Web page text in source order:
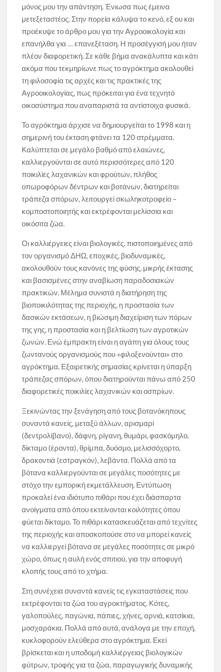
μόνος μου την απάντηση. Ένιωσα πως έμεινα
μετεξεταστέος. Στην πορεία κάλυψα το κενό, εξ ου και
προέκυψε το άρθρο μου για την Αγροοικολογία και
επανήλθα για … επανεξέταση. Η προσέγγισή μου ήταν
πλέον διαφορετική. Σε κάθε βήμα ανακάλυπτα και κάτι
ακόμα που τεκμηρίωνε πως το αγρόκτημα ακολουθεί
τη φιλοσοφία τις αρχές και τις πρακτικές της
Αγροοικολογίας, πως πρόκειται για ένα τεχνητό
οικοσύστημα που αναπαριστά τα αντίστοιχα φυσικά.
Το αγρόκτημα άρχισε να δημιουργείται το 1998 και η
σημερινή του έκταση φτάνει τα 120 στρέμματα.
Καλύπτεται σε μεγάλο βαθμό από ελαιώνες,
καλλιεργούνται σε αυτό περισσότερες από 120
ποικιλίες λαχανικών και φρούτων, πλήθος
οπωροφόρων δέντρων και βοτάνων, διατηρείται
τράπεζα σπόρων, λειτουργεί σκωληκοτροφείο –
κομποστοποιητής και εκτρέφονται μελίσσια και
οικόσιτα ζώα.
Οι καλλιέργειες είναι βιολογικές, πιστοποιημένες από
τον οργανισμό ΔΗΩ, εποχικές, βιοδυναμικές,
ακολουθούν τους κανόνες της φύσης, μικρής έκτασης
και βασισμένες στην αναβίωση παραδοσιακών
πρακτικών. Μέλημα συνιστά η διατήρηση της
βιοποικιλότητας της περιοχής, η προστασία των
δασικών εκτάσεων, η βιώσιμη διαχείριση των πόρων
της γης, η προστασία και η βελτίωση των αγροτικών
ζωνών. Ενώ έμπρακτη είναι η αγάπη για όλους τους
ζωντανούς οργανισμούς που «φιλοξενούνται» στο
αγρόκτημα. Εξαιρετικής σημασίας κρίνεται η ύπαρξη
τράπεζας σπόρων, όπου διατηρούνται πάνω από 250
διαφορετικές ποικιλίες λαχανικών και οσπρίων.
Ξεκινώντας την ξενάγηση από τους βοτανόκηπους
συναντά κανείς, μεταξύ άλλων, αρισμαρί
(δεντρολίβανο), δάφνη, ρίγανη, θυμάρι, φασκόμηλο.
δίκταμο (έροντα), θρίμπα, δυόσμο, μελισσόχορτο,
δρακοντιά (εστραγκόν), λεβάντα. Πολλά από τα
βότανα καλλιεργούνται σε μεγάλες ποσότητες με
στόχο την εμπορική εκμετάλλευση. Εντύπωση
προκαλεί ένα ιδιότυπο πιθάρι που έχει διάσπαρτα
ανοίγματα από όπου εκτείνονται κοιλότητες όπου
φύεται δίκταμο. Το πιθάρι κατασκευάζεται από τεχνίτες
της περιοχής και αποσκοπούσε στο να μπορεί κανείς
να καλλιεργεί βότανα σε μεγάλες ποσότητες σε μικρό
χώρο, όπως η αυλή ενός σπιτιού, για την αποφυγή
κλοπής τους από το χτήμα.
Στη συνέχεια συναντά κανείς τις εγκαταστάσεις που
εκτρέφονται τα ζώα του αγροκτήματος. Κότες,
γαλοπούλες, παγώνια, πάπιες, χήνες, αρνιά, κατσίκια,
μοσχαράκια. Πολλά από αυτά, ανάλογα με την εποχή,
κυκλοφορούν ελεύθερα στο αγρόκτημα. Εκεί
βρίσκεται και η υποδομή καλλιέργειας βιολογικών
φύτρων, τροφής για τα ζώα, παραγωγικής δυναμικής